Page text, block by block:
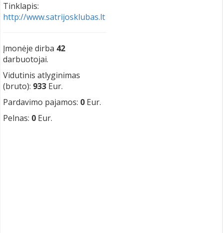
Tinklapis:
http://www.satrijosklubas.lt
Įmonėje dirba 42
darbuotojai.
Vidutinis atlyginimas
(bruto): 933 Eur.
Pardavimo pajamos: 0 Eur.
Pelnas: 0 Eur.